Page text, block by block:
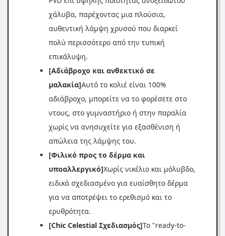
χάλυβα, παρέχοντας μια πλούσια,
αυθεντική λάμψη χρυσού που διαρκεί
πολύ περισσότερο από την τυπική
επικάλυψη.
[Αδιάβροχο και ανθεκτικό σε
μαλακία]Αυτό το κολιέ είναι 100%
αδιάβροχο, μπορείτε να το φορέσετε στο
ντους, στο γυμναστήριο ή στην παραλία
χωρίς να ανησυχείτε για εξασθένιση ή
απώλεια της λάμψης του.
[Φιλικό προς το δέρμα και
υποαλλεργικό]Χωρίς νικέλιο και μόλυβδο,
ειδικά σχεδιασμένο για ευαίσθητο δέρμα
για να αποτρέψει το ερεθισμό και το
ερυθρότητα.
[Chic Celestial Σχεδιασμός]Το "ready-to-